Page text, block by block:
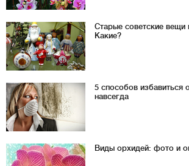
Старые советские вещи
Какие?
5 способов избавиться
навсегда
Виды орхидей: фото и